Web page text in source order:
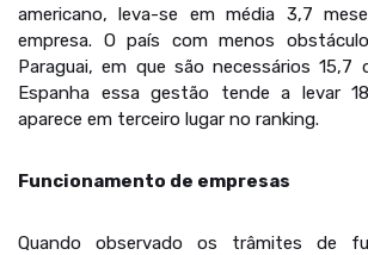
americano, leva-se em média 3,7
empresa. O país com menos
Paraguai, em que são necessários 15,7
Espanha essa gestão tende a levar
aparece em terceiro lugar no ranking.
Funcionamento de empresas
Quando observado os trâmites de